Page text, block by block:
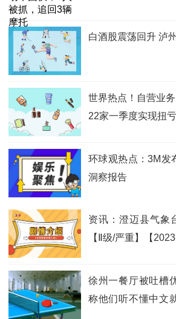
白酒股震荡回升 泸
世界热点！自营业
22家一季度实现扭
环球观热点：3M发
洞察报告
资讯：澄迈县气象
【Ⅱ级/严重】【
徐州一餐厅被吐槽
称他们听不懂中文